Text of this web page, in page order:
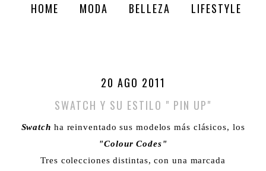
HOME MODA BELLEZA LIFESTYLE
20 AGO 2011
SWATCH Y SU ESTILO " PIN UP"
Swatch ha reinventado sus modelos más clásicos, los
"Colour Codes"
Tres colecciones distintas, con una marcada